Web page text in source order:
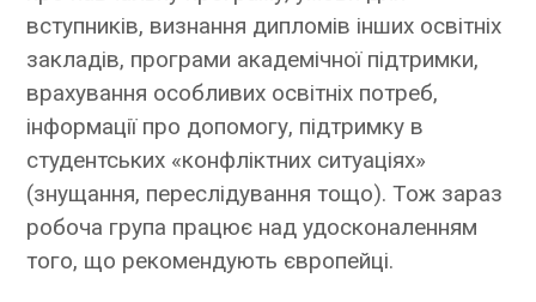
вступників, визнання дипломів інших освітніх
закладів, програми академічної підтримки,
врахування особливих освітніх потреб,
інформації про допомогу, підтримку в
студентських «конфліктних ситуаціях»
(знущання, переслідування тощо). Тож зараз
робоча група працює над удосконаленням
того, що рекомендують європейці.